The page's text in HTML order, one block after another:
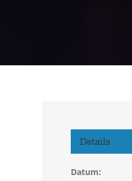
Details
Datum: